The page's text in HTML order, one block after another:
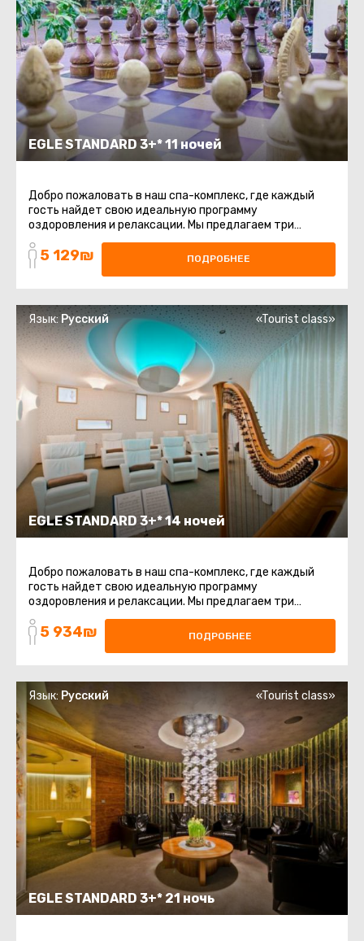
EGLE STANDARD 3+* 11 ночей
Добро пожаловать в наш спа-комплекс, где каждый
гость найдет свою идеальную программу
оздоровления и релаксации. Мы предлагаем три
уникальные программы, каждая из которых ...
5 129₪ ПОДРОБНЕЕ
EGLE STANDARD 3+* 14 ночей
Язык: Русский «Tourist class»
Добро пожаловать в наш спа-комплекс, где каждый
гость найдет свою идеальную программу
оздоровления и релаксации. Мы предлагаем три
уникальные программы, каждая из которых ...
5 934₪ ПОДРОБНЕЕ
EGLE STANDARD 3+* 21 ночь
Язык: Русский «Tourist class»